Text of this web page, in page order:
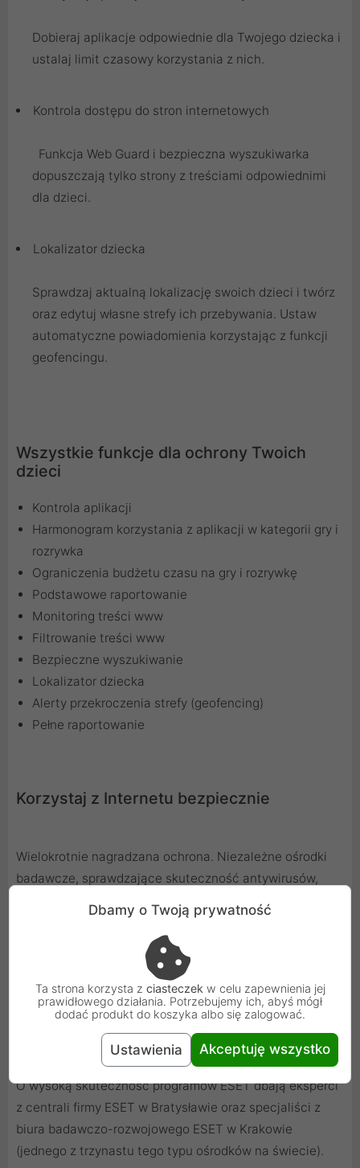
Dobieraj aplikacje odpowiednie dla Twojego dziecka i
ustalaj limit czasowy korzystania z nich.
Kontrola dostępu do stron internetowych
Funkcja Web Guard i bezpieczna wyszukiwarka
dopuszczają tylko strony z treściami odpowiednimi
dla dzieci.
Lokalizator dziecka
Sprawdzaj aktualną lokalizację swoich dzieci i twórz
oraz edytuj własne strefy ich przebywania. Ustaw
automatyczne powiadomienia korzystając z funkcji
geofencingu.
Wszystkie funkcje dla ochrony Twoich
dzieci
Kontrola aplikacji
Harmonogram korzystania z aplikacji w kategorii gry i
rozrywka
Ograniczenia budżetu czasu na gry i rozrywkę
Podstawowe raportowanie
Monitoring treści www
Filtrowanie treści www
Bezpieczne wyszukiwanie
Lokalizator dziecka
Alerty przekroczenia strefy (geofencing)
Pełne raportowanie
Korzystaj z Internetu bezpiecznie
Wielokrotnie nagradzana ochrona. Niezależne ośrodki
badawcze, sprawdzające skuteczność antywirusów,
plasują firmę ESET wśród najlepszych w branży.
Produkty ESET zdobyły m.in. rekordową liczbę nagród
Wyprodukowane w Unii, rozwijane w
O wysoką skuteczność programów ESET dbają eksperci
z centrali firmy ESET w Bratysławie oraz specjaliści z
biura badawczo-rozwojowego ESET w Krakowie
(jednego z trzynastu tego typu ośrodków na świecie).
Dbamy o Twoją prywatność
Ta strona korzysta z ciasteczek w celu zapewnienia jej
prawidłowego działania. Potrzebujemy ich, abyś mógł
dodać produkt do koszyka albo się zalogować.
Ustawienia Akceptuję wszystko